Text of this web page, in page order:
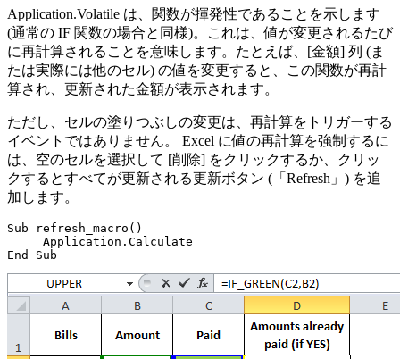
Application.Volatile は、関数が揮発性であることを示します
(通常の IF 関数の場合と同様)。これは、値が変更されるたび
に再計算されることを意味します。たとえば、[金額] 列 (ま
たは実際には他のセル) の値を変更すると、この関数が再計
算され、更新された金額が表示されます。
ただし、セルの塗りつぶしの変更は、再計算をトリガーする
イベントではありません。 Excel に値の再計算を強制するに
は、空のセルを選択して [削除] をクリックするか、クリッ
クするとすべてが更新される更新ボタン (「Refresh」) を追
加します。
Sub refresh_macro()
     Application.Calculate